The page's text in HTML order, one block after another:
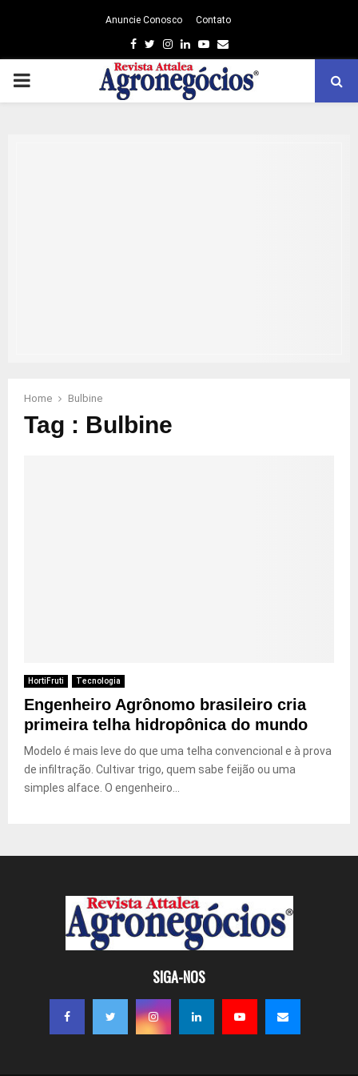
Anuncie Conosco Contato
Facebook
TwitterInstagram
LinkedinYoutube
Email
PRIMARY
Home Bulbine
Tag : Bulbine
HortiFruti Tecnologia
Engenheiro Agrônomo brasileiro cria
primeira telha hidropônica do mundo
Modelo é mais leve do que uma telha convencional e à prova
de infiltração. Cultivar trigo, quem sabe feijão ou uma
simples alface. O engenheiro...
SIGA-NOS